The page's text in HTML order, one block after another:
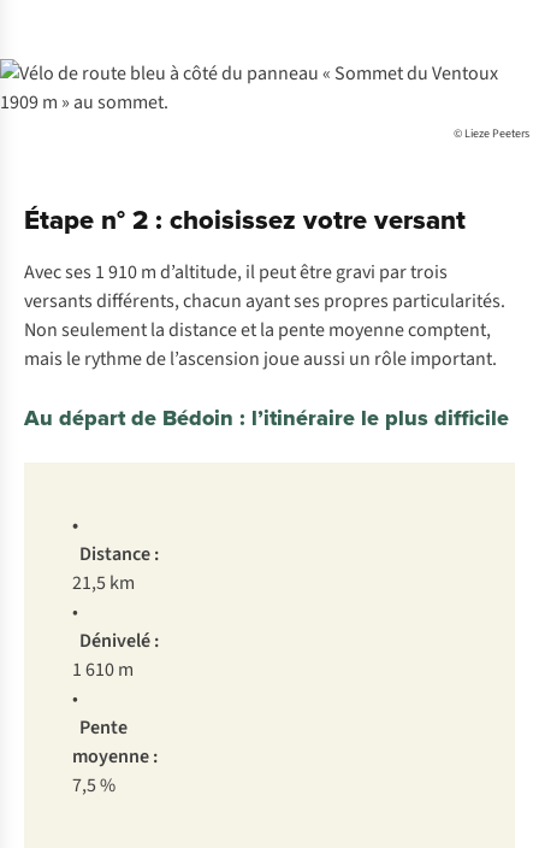
© Lieze Peeters
Étape n° 2 : choisissez votre versant
Avec ses 1 910 m d’altitude, il peut être gravi par trois
versants différents, chacun ayant ses propres particularités.
Non seulement la distance et la pente moyenne comptent,
mais le rythme de l’ascension joue aussi un rôle important.
Au départ de Bédoin : l’itinéraire le plus difficile
•
Distance :
21,5 km
•
Dénivelé :
1 610 m
•
Pente
moyenne :
7,5 %